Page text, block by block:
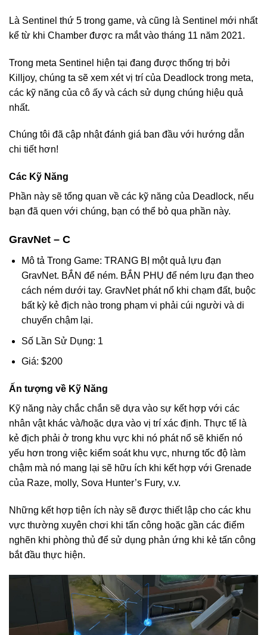
Là Sentinel thứ 5 trong game, và cũng là Sentinel mới nhất
kể từ khi Chamber được ra mắt vào tháng 11 năm 2021.
Trong meta Sentinel hiện tại đang được thống trị bởi
Killjoy, chúng ta sẽ xem xét vị trí của Deadlock trong meta,
các kỹ năng của cô ấy và cách sử dụng chúng hiệu quả
nhất.
Chúng tôi đã cập nhật đánh giá ban đầu với hướng dẫn
chi tiết hơn!
Các Kỹ Năng
Phần này sẽ tổng quan về các kỹ năng của Deadlock, nếu
bạn đã quen với chúng, bạn có thể bỏ qua phần này.
GravNet – C
Mô tả Trong Game: TRANG BỊ một quả lựu đạn
GravNet. BẮN để ném. BẮN PHỤ để ném lựu đạn theo
cách ném dưới tay. GravNet phát nổ khi chạm đất, buộc
bất kỳ kẻ địch nào trong phạm vi phải cúi người và di
chuyển chậm lại.
Số Lần Sử Dụng: 1
Giá: $200
Ấn tượng về Kỹ Năng
Kỹ năng này chắc chắn sẽ dựa vào sự kết hợp với các
nhân vật khác và/hoặc dựa vào vị trí xác định. Thực tế là
kẻ địch phải ở trong khu vực khi nó phát nổ sẽ khiến nó
yếu hơn trong việc kiểm soát khu vực, nhưng tốc độ làm
chậm mà nó mang lại sẽ hữu ích khi kết hợp với Grenade
của Raze, molly, Sova Hunter’s Fury, v.v.
Những kết hợp tiện ích này sẽ được thiết lập cho các khu
vực thường xuyên chơi khi tấn công hoặc gần các điểm
nghẽn khi phòng thủ để sử dụng phản ứng khi kẻ tấn công
bắt đầu thực hiện.